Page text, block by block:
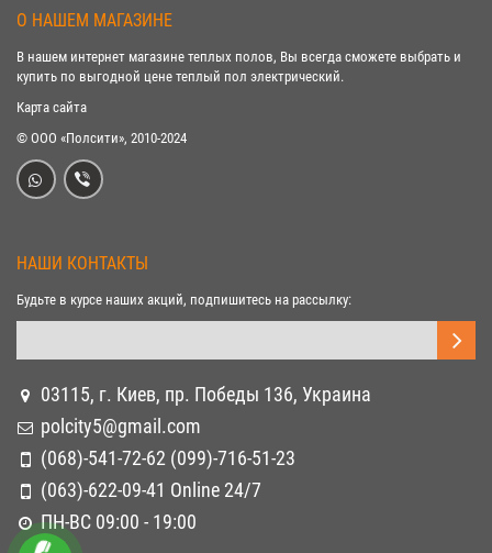
О НАШЕМ МАГАЗИНЕ
В нашем интернет магазине теплых полов, Вы всегда сможете выбрать и
купить по выгодной цене теплый пол электрический.
Карта сайта
© ООО «Полсити», 2010-2024
НАШИ КОНТАКТЫ
Будьте в курсе наших акций, подпишитесь на рассылку:
03115, г. Киев, пр. Победы 136, Украина
polcity5@gmail.com
(068)-541-72-62 (099)-716-51-23
(063)-622-09-41 Online 24/7
ПН-ВС 09:00 - 19:00